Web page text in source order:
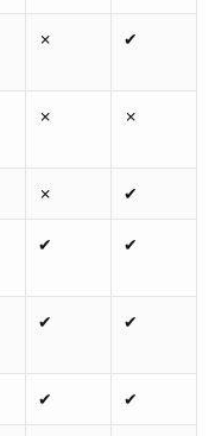
✗ ✔
✗ ✗
✗ ✔
✔ ✔
✔ ✔
✔ ✔